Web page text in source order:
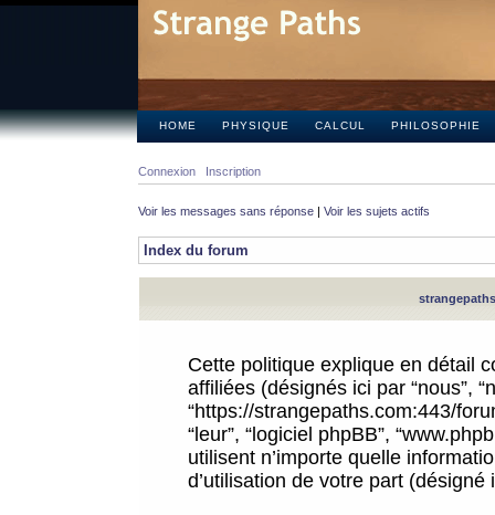
HOME PHYSIQUE CALCUL PHILOSOPHIE
Connexion Inscription
Voir les messages sans réponse | Voir les sujets actifs
Index du forum
Cette politique explique en détail
affiliées (désignés ici par “nous”,
“https://strangepaths.com:443/
“leur”, “logiciel phpBB”,
utilisent n’importe quelle
d’utilisation de votre part (désigné